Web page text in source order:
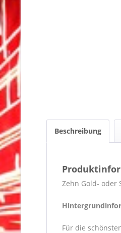
Beschreibung
Zehn Gold- oder
Für die